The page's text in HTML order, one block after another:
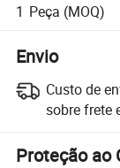
1 Peça (MOQ)
Envio
Custo de
sobre frete
Proteção ao